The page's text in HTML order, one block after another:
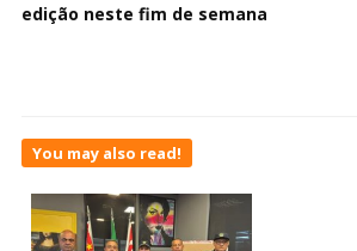
edição neste fim de semana
You may also read!